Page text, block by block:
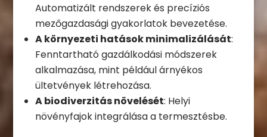
Automatizált rendszerek és precíziós
mezőgazdasági gyakorlatok bevezetése.
A környezeti hatások minimalizálását:
Fenntartható gazdálkodási módszerek
alkalmazása, mint például árnyékos
ültetvények létrehozása.
A biodiverzitás növelését: Helyi
növényfajok integrálása a termesztésbe.